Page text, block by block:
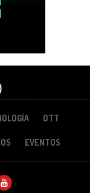
OTT
EVENTOS